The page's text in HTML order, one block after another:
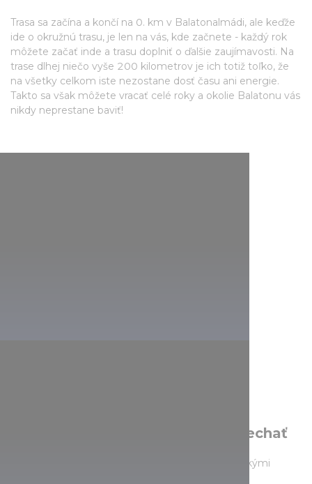
Trasa sa začína a končí na 0. km v Balatonalmádi, ale keďže
ide o okružnú trasu, je len na vás, kde začnete - každý rok
môžete začať inde a trasu doplniť o ďalšie zaujímavosti. Na
trase dlhej niečo vyše 200 kilometrov je ich totiž toľko, že
na všetky celkom iste nezostane dosť času ani energie.
Takto sa však môžete vracať celé roky a okolie Balatonu vás
nikdy neprestane baviť!
Zážitky, ktoré by ste nemali vynechať
Južný breh jazera láka hlavne klasickými balatonskými